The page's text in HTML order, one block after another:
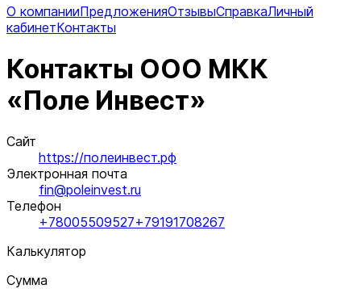
О компанииПредложенияОтзывыСправкаЛичный
кабинетКонтакты
Контакты ООО МКК
«Поле Инвест»
Сайт
https://полеинвест.рф
Электронная почта
fin@poleinvest.ru
Телефон
+78005509527+79191708267
Калькулятор
Сумма